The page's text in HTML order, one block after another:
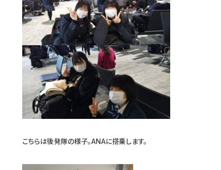
こちらは後発隊の様子。ANAに搭乗します。